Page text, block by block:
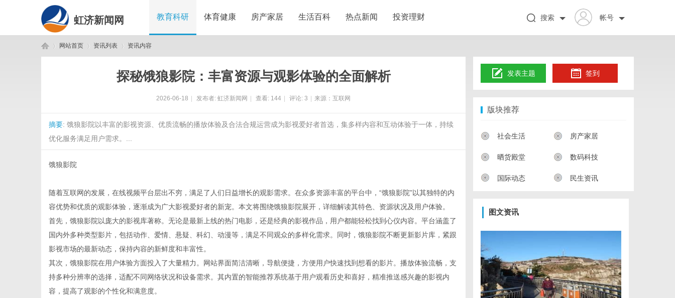
虹济新闻网 教育科研 体育健康 房产家居 生活百科 热点新闻 投资理财 帐号
搜索
网站首页 资讯列表 资讯内容
探秘饿狼影院：丰富资源与观影体验的全面解析
2026-06-18 发布者: 虹济新闻网 查看: 144 评论: 3 来源：互联网
摘要: 饿狼影院以丰富的影视资源、优质流畅的播放体验及合法合规运营成为影视爱好者首选，集多样内容和互动体验于一体，持续
优化服务满足用户需求。...
饿狼影院
随着互联网的发展，在线视频平台层出不穷，满足了人们日益增长的观影需求。在众多资源丰富的平台中，“饿狼影院”以其独特的内
容优势和优质的观影体验，逐渐成为广大影视爱好者的新宠。本文将围绕饿狼影院展开，详细解读其特色、资源状况及用户体验。
首先，饿狼影院以庞大的影视库著称。无论是最新上线的热门电影，还是经典的影视作品，用户都能轻松找到心仪内容。平台涵盖了
国内外多种类型影片，包括动作、爱情、悬疑、科幻、动漫等，满足不同观众的多样化需求。同时，饿狼影院不断更新影片库，紧跟
影视市场的最新动态，保持内容的新鲜度和丰富性。
其次，饿狼影院在用户体验方面投入了大量精力。网站界面简洁清晰，导航便捷，方便用户快速找到想看的影片。播放体验流畅，支
持多种分辨率的选择，适配不同网络状况和设备需求。其内置的智能推荐系统基于用户观看历史和喜好，精准推送感兴趣的影视内
容，提高了观影的个性化和满意度。
发表主题 签到
版块推荐
社会生活 房产家居
晒货殿堂 数码科技
国际动态 民生资讯
图文资讯